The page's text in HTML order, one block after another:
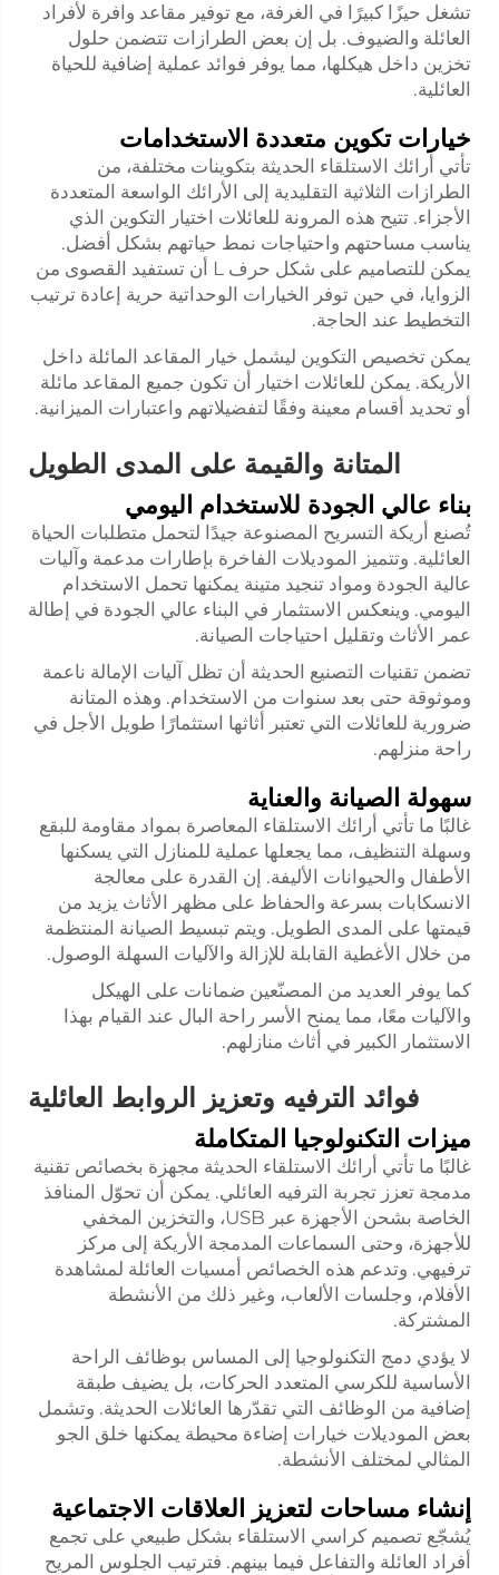
تشغل حيزًا كبيرًا في الغرفة، مع توفير مقاعد وافرة لأفراد
العائلة والضيوف. بل إن بعض الطرازات تتضمن حلول
تخزين داخل هيكلها، مما يوفر فوائد عملية إضافية للحياة
العائلية.
خيارات تكوين متعددة الاستخدامات
تأتي أرائك الاستلقاء الحديثة بتكوينات مختلفة، من
الطرازات الثلاثية التقليدية إلى الأرائك الواسعة المتعددة
الأجزاء. تتيح هذه المرونة للعائلات اختيار التكوين الذي
يناسب مساحتهم واحتياجات نمط حياتهم بشكل أفضل.
يمكن للتصاميم على شكل حرف L أن تستفيد القصوى من
الزوايا، في حين توفر الخيارات الوحداتية حرية إعادة ترتيب
التخطيط عند الحاجة.
يمكن تخصيص التكوين ليشمل خيار المقاعد المائلة داخل
الأريكة. يمكن للعائلات اختيار أن تكون جميع المقاعد مائلة
أو تحديد أقسام معينة وفقًا لتفضيلاتهم واعتبارات الميزانية.
المتانة والقيمة على المدى الطويل
بناء عالي الجودة للاستخدام اليومي
تُصنع أريكة التسريح المصنوعة جيدًا لتحمل متطلبات الحياة
العائلية. وتتميز الموديلات الفاخرة بإطارات مدعمة وآليات
عالية الجودة ومواد تنجيد متينة يمكنها تحمل الاستخدام
اليومي. وينعكس الاستثمار في البناء عالي الجودة في إطالة
عمر الأثاث وتقليل احتياجات الصيانة.
تضمن تقنيات التصنيع الحديثة أن تظل آليات الإمالة ناعمة
وموثوقة حتى بعد سنوات من الاستخدام. وهذه المتانة
ضرورية للعائلات التي تعتبر أثاثها استثمارًا طويل الأجل في
راحة منزلهم.
سهولة الصيانة والعناية
غالبًا ما تأتي أرائك الاستلقاء المعاصرة بمواد مقاومة للبقع
وسهلة التنظيف، مما يجعلها عملية للمنازل التي يسكنها
الأطفال والحيوانات الأليفة. إن القدرة على معالجة
الانسكابات بسرعة والحفاظ على مظهر الأثاث يزيد من
قيمتها على المدى الطويل. ويتم تبسيط الصيانة المنتظمة
من خلال الأغطية القابلة للإزالة والآليات السهلة الوصول.
كما يوفر العديد من المصنّعين ضمانات على الهيكل
والآليات معًا، مما يمنح الأسر راحة البال عند القيام بهذا
الاستثمار الكبير في أثاث منازلهم.
فوائد الترفيه وتعزيز الروابط العائلية
ميزات التكنولوجيا المتكاملة
غالبًا ما تأتي أرائك الاستلقاء الحديثة مجهزة بخصائص تقنية
مدمجة تعزز تجربة الترفيه العائلي. يمكن أن تحوّل المنافذ
الخاصة بشحن الأجهزة عبر USB، والتخزين المخفي
للأجهزة، وحتى السماعات المدمجة الأريكة إلى مركز
ترفيهي. وتدعم هذه الخصائص أمسيات العائلة لمشاهدة
الأفلام، وجلسات الألعاب، وغير ذلك من الأنشطة
المشتركة.
لا يؤدي دمج التكنولوجيا إلى المساس بوظائف الراحة
الأساسية للكرسي المتعدد الحركات، بل يضيف طبقة
إضافية من الوظائف التي تقدّرها العائلات الحديثة. وتشمل
بعض الموديلات خيارات إضاءة محيطة يمكنها خلق الجو
المثالي لمختلف الأنشطة.
إنشاء مساحات لتعزيز العلاقات الاجتماعية
يُشجّع تصميم كراسي الاستلقاء بشكل طبيعي على تجمع
أفراد العائلة والتفاعل فيما بينهم. فترتيب الجلوس المريح